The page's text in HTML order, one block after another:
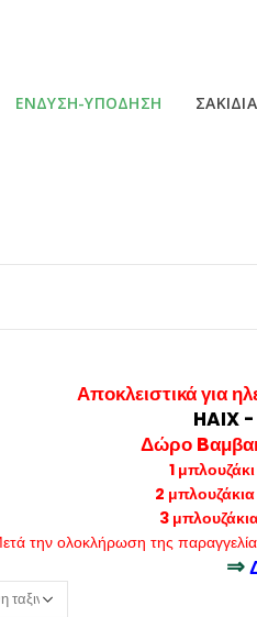
ΕΝΔΥΣΗ-ΥΠΟΔΗΣΗ ΣΑΚΙΔΙΑ
Αποκλειστικά για
HAIX -
Δώρο
1
2
3
την ολοκλήρωση της
⇒